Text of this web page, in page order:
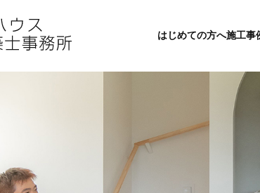
グ
ュ
はじめての方へ施工事